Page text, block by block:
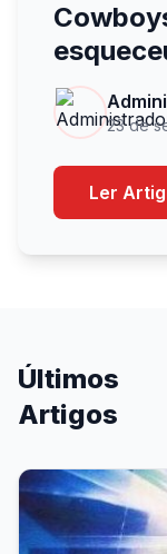
23 de
Ler
Últimos
Artigos